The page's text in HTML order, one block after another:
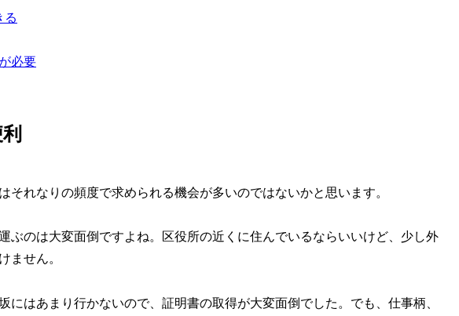
る
必要
それなりの頻度で求められる機会が多いのではないかと思います。
ぶのは大変面倒ですよね。区役所の近くに住んでいるならいいけど、少し外
ません。
にはあまり行かないので、証明書の取得が大変面倒でした。でも、仕事柄、